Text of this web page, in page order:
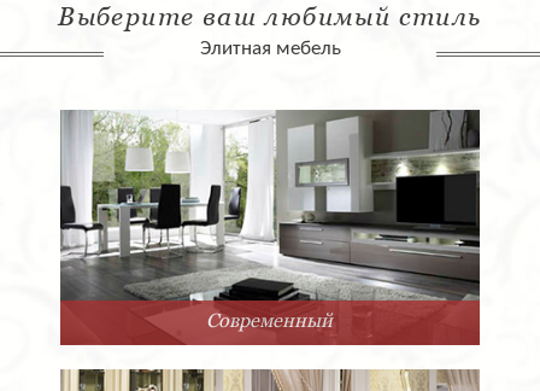
Выберите ваш любимый стиль
Элитная мебель
Современный